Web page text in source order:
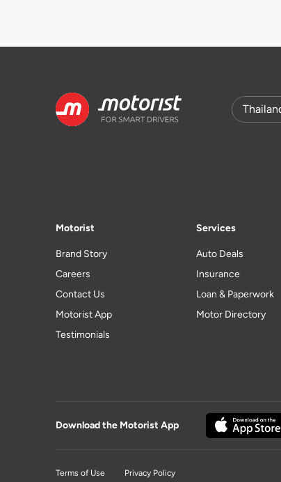
Motorist
Brand Story
Careers
Contact Us
Motorist App
Testimonials
Services
Auto Deals
Insurance
Loan & Paperwork
Motor Directory
Download the Motorist App
Terms of Use Privacy Policy